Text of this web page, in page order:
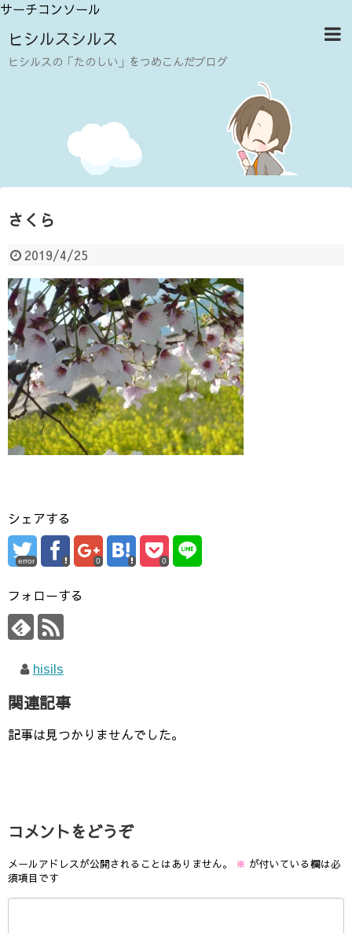
サーチコンソール
ヒシルスシルス
ヒシルスの「たのしい」をつめこんだブログ
さくら
2019/4/25
シェアする
error 0 0
フォローする
hisils
関連記事
記事は見つかりませんでした。
コメントをどうぞ
メールアドレスが公開されることはありません。 ※ が付いている欄は必
須項目です